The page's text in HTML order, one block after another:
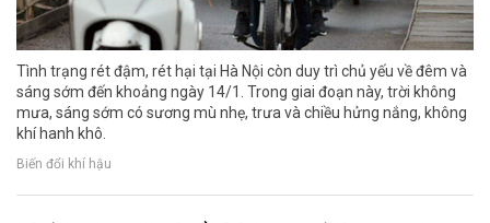
Tình trạng rét đậm, rét hại tại Hà Nội còn duy trì chủ yếu về đêm và
sáng sớm đến khoảng ngày 14/1. Trong giai đoạn này, trời không
mưa, sáng sớm có sương mù nhẹ, trưa và chiều hửng nắng, không
khí hanh khô.
Biến đổi khí hậu